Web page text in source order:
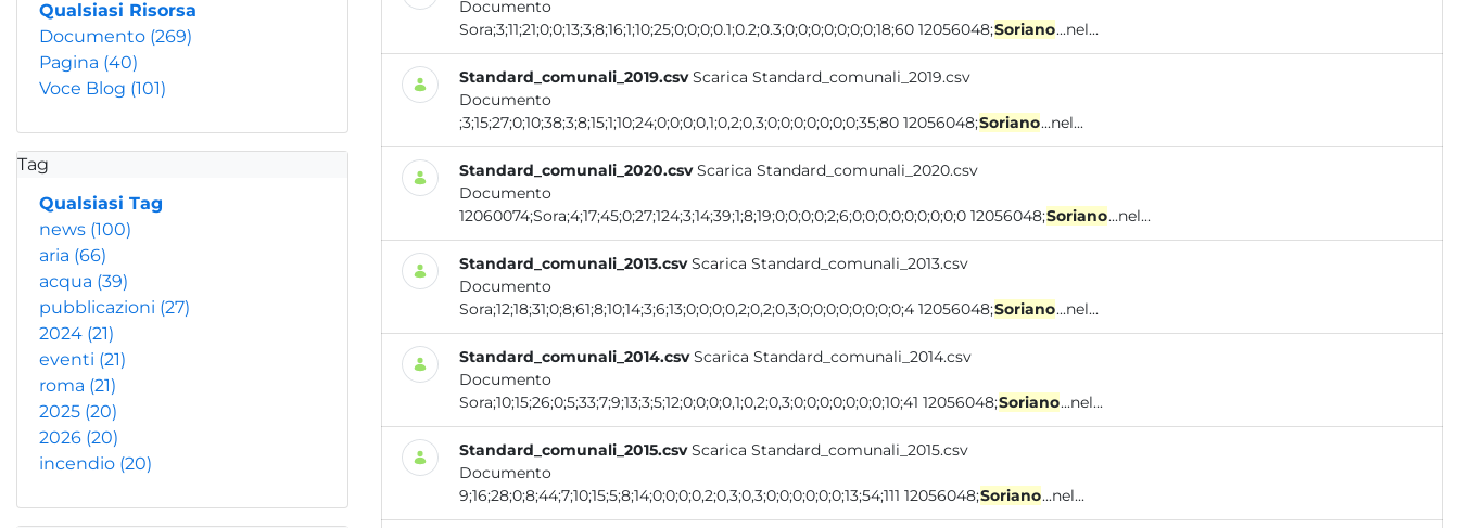
Qualsiasi Risorsa
Documento (269)
Pagina (40)
Voce Blog (101)
Tag
Qualsiasi Tag
news (100)
aria (66)
acqua (39)
pubblicazioni (27)
2024 (21)
eventi (21)
roma (21)
2025 (20)
2026 (20)
incendio (20)
Documento
Sora;3;11;21;0;0;13;3;8;16;1;10;25;0;0;0;0.1;0.2;0.3;0;0;0;0;0;0;0;18;60 12056048;Soriano...nel...
Standard_comunali_2019.csv Scarica Standard_comunali_2019.csv
Documento
;3;15;27;0;10;38;3;8;15;1;10;24;0;0;0;0,1;0,2;0,3;0;0;0;0;0;0;0;35;80 12056048;Soriano...nel...
Standard_comunali_2020.csv Scarica Standard_comunali_2020.csv
Documento
12060074;Sora;4;17;45;0;27;124;3;14;39;1;8;19;0;0;0;0;2;6;0;0;0;0;0;0;0;0;0 12056048;Soriano...nel...
Standard_comunali_2013.csv Scarica Standard_comunali_2013.csv
Documento
Sora;12;18;31;0;8;61;8;10;14;3;6;13;0;0;0;0,2;0,2;0,3;0;0;0;0;0;0;0;0;4 12056048;Soriano...nel...
Standard_comunali_2014.csv Scarica Standard_comunali_2014.csv
Documento
Sora;10;15;26;0;5;33;7;9;13;3;5;12;0;0;0;0,1;0,2;0,3;0;0;0;0;0;0;0;10;41 12056048;Soriano...nel...
Standard_comunali_2015.csv Scarica Standard_comunali_2015.csv
Documento
9;16;28;0;8;44;7;10;15;5;8;14;0;0;0;0,2;0,3;0,3;0;0;0;0;0;0;13;54;111 12056048;Soriano...nel...